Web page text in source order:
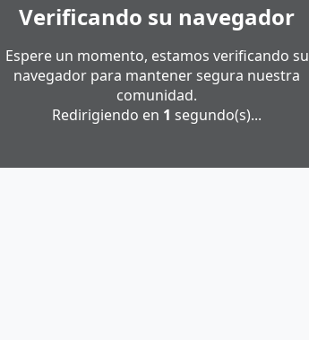
Verificando su navegador
Espere un momento, estamos verificando su
navegador para mantener segura nuestra
comunidad.
Redirigiendo en 1 segundo(s)...